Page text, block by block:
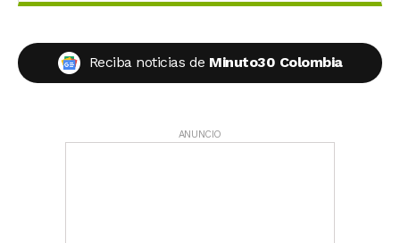
Reciba noticias de Minuto30 Colombia
ANUNCIO